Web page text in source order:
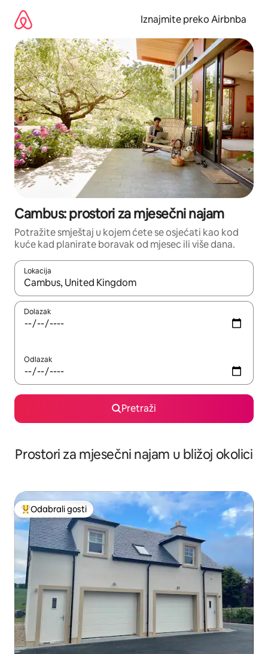
sadržaj
Iznajmite preko Airbnba
Cambus: prostori za mjesečni najam
Potražite smještaj u kojem ćete se osjećati kao kod
kuće kad planirate boravak od mjesec ili više dana.
Lokacija
Kada budu dostupni rezultati, moći ćete ih pregledati
Dolazak
Odlazak
Pretraži
Prostori za mjesečni najam u bližoj okolici
Među najviše rangiranima s oznakom „Odabrali gosti”
Odabrali gosti